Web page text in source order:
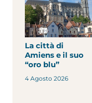
La città di
Amiens e il suo
“oro blu”
4 Agosto 2026